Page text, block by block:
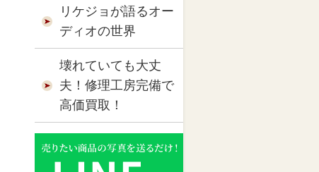
リケジョが語るオー
ディオの世界
壊れていても大丈
夫！修理工房完備で
高価買取！